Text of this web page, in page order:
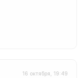
16 октября, 19:49